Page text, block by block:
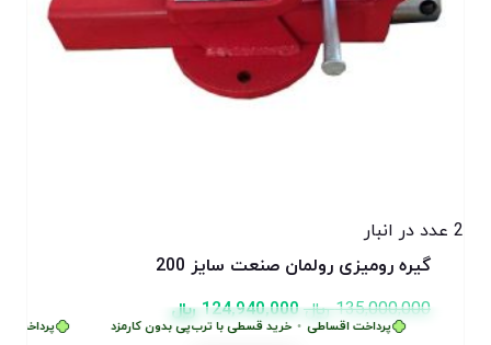
2 عدد در انبار
گیره رومیزی رولمان صنعت سایز 200
135,000,000 ﷼124,940,000 ﷼
پرداخت اقساطی خرید قسطی با ترب‌پی بدون کارمزد پرداخت